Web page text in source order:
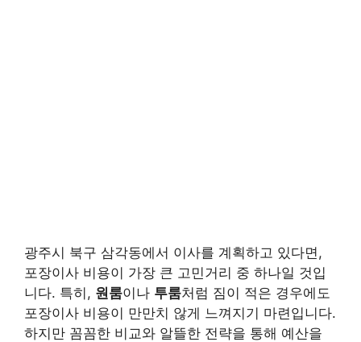
광주시 북구 삼각동에서 이사를 계획하고 있다면,
포장이사 비용이 가장 큰 고민거리 중 하나일 것입
니다. 특히, 원룸이나 투룸처럼 짐이 적은 경우에도
포장이사 비용이 만만치 않게 느껴지기 마련입니다.
하지만 꼼꼼한 비교와 알뜰한 전략을 통해 예산을